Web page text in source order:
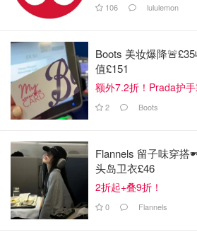
图片来自于@网络 ，版权
如果你看腻了【舌尖上的中国】的
烟火气的节目。从随处可见的烧烤美
的烤猪眼，烤羊球，这里都能找到😁
烧烤，香醇的啤酒，也许在那个食欲
仅是烧烤，更多是经历一个又一个故
的回忆和过往。
106 lululemon
Boots 美妆爆降
值£151
额外7.2折！Prada护
2 Boots
Flannels 留子味穿
头岛卫衣£46
2折起+叠9折！
0 Flannels